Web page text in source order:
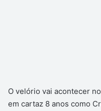
O velório vai acontecer
em cartaz 8 anos como